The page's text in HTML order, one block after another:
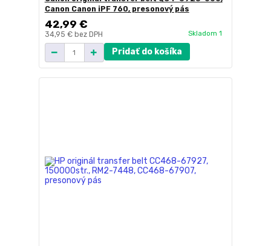
Canon Canon iPF 760, presonový pás
42,99 €
34,95 € bez DPH Skladom 1
Pridať do košíka